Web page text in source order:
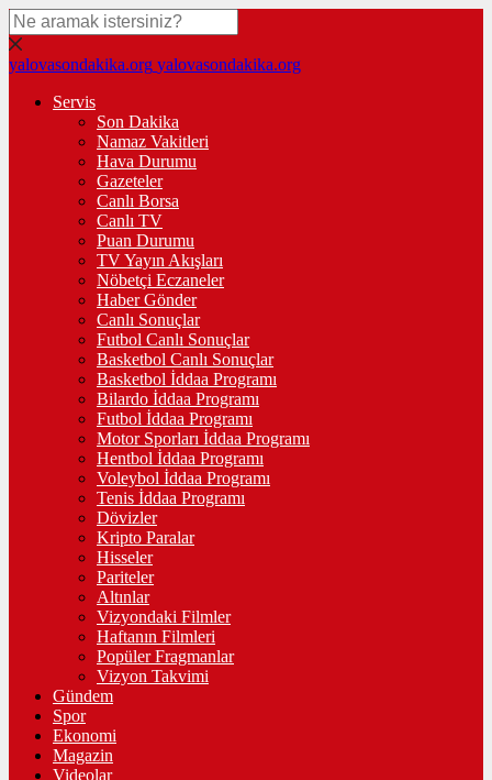
yalovasondakika.org yalovasondakika.org
Servis
Son Dakika
Namaz Vakitleri
Hava Durumu
Gazeteler
Canlı Borsa
Canlı TV
Puan Durumu
TV Yayın Akışları
Nöbetçi Eczaneler
Haber Gönder
Canlı Sonuçlar
Futbol Canlı Sonuçlar
Basketbol Canlı Sonuçlar
Basketbol İddaa Programı
Bilardo İddaa Programı
Futbol İddaa Programı
Motor Sporları İddaa Programı
Hentbol İddaa Programı
Voleybol İddaa Programı
Tenis İddaa Programı
Dövizler
Kripto Paralar
Hisseler
Pariteler
Altınlar
Vizyondaki Filmler
Haftanın Filmleri
Popüler Fragmanlar
Vizyon Takvimi
Gündem
Spor
Ekonomi
Magazin
Videolar